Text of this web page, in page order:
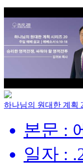
하나님의 원대한 계획
본문 :
일자 :